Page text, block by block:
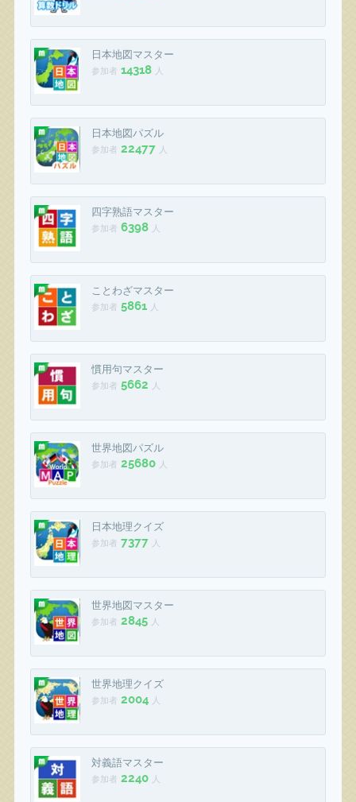
日本地図マスター
参加者 14318 人
日本地図パズル
参加者 22477 人
四字熟語マスター
参加者 6398 人
ことわざマスター
参加者 5861 人
慣用句マスター
参加者 5662 人
世界地図パズル
参加者 25680 人
日本地理クイズ
参加者 7377 人
世界地図マスター
参加者 2845 人
世界地理クイズ
参加者 2004 人
対義語マスター
参加者 2240 人